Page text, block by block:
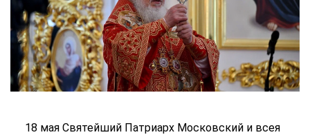
18 мая Святейший Патриарх Московский и всея